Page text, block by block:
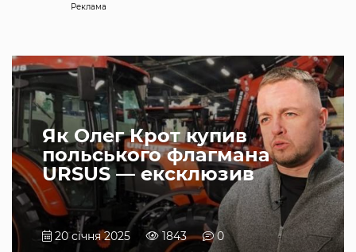
Як Олег Крот купив
польського флагмана
URSUS — ексклюзив
20 січня 2025 1843 0
Реклама